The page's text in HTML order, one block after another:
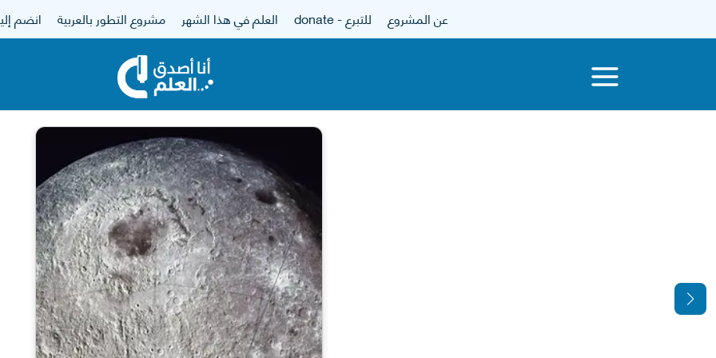
عن المشروع للتبرع - donate العلم في هذا الشهر مشروع التطور بالعربية انضم